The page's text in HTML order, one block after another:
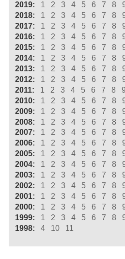
2019:
1 2 3 4 5 6 7 8
2018:
1 2 3 4 5 6 7 8
2017:
1 2 3 4 5 6 7 8
2016:
1 2 3 4 5 6 7 8
2015:
1 2 3 4 5 6 7 8
2014:
1 2 3 4 5 6 7 8
2013:
1 2 3 4 5 6 7 8
2012:
1 2 3 4 5 6 7 8
2011:
1 2 3 4 5 6 7 8 9
2010:
1 2 3 4 5 6 7 8
2009:
1 2 3 4 5 6 7 8
2008:
1 2 3 4 5 6 7 8
2007:
1 2 3 4 5 6 7 8
2006:
1 2 3 4 5 6 7 8
2005:
1 2 3 4 5 6 7 8
2004:
1 2 3 4 5 6 7 8
2003:
1 2 3 4 5 6 7 8
2002:
1 2 3 4 5 6 7 8
2001:
1 2 3 4 5 6 7 8
2000:
1 2 3 4 5 6 7 8
1999:
1 2 3 4 5 6 7 8
1998:
4 10 11